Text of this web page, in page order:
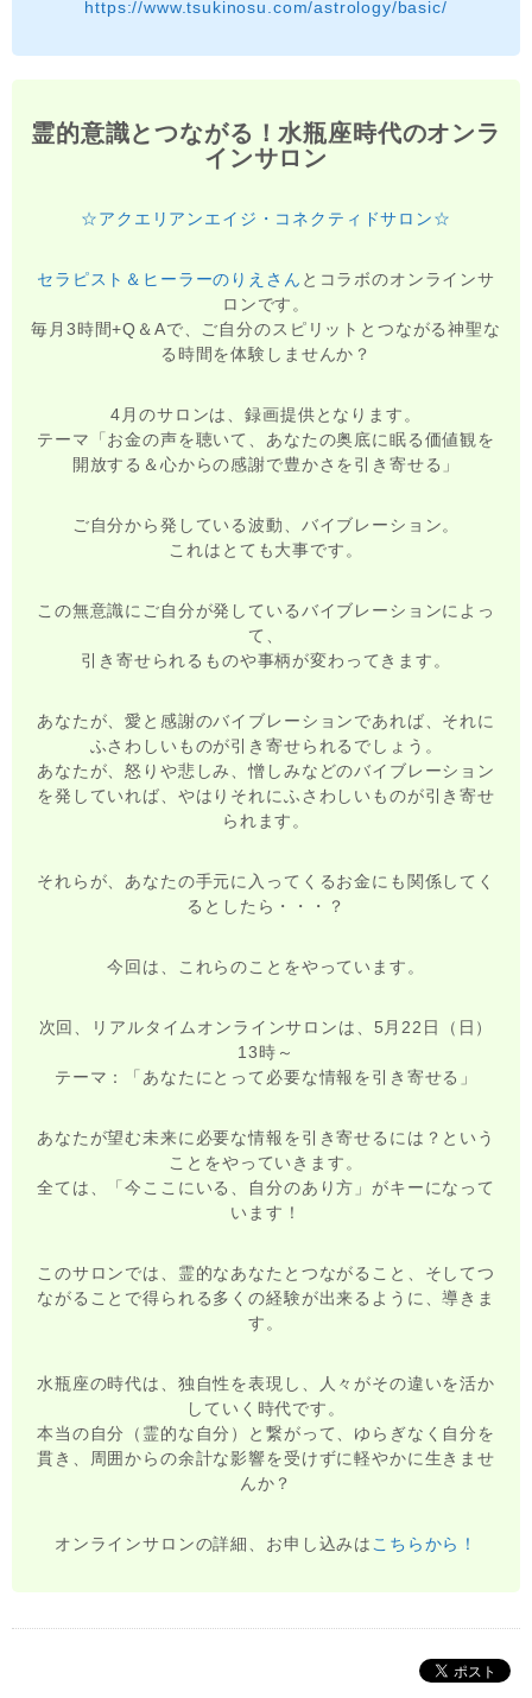
https://www.tsukinosu.com/astrology/basic/
霊的意識とつながる！水瓶座時代のオンラ
インサロン
☆アクエリアンエイジ・コネクティドサロン☆
セラピスト＆ヒーラーのりえさん とコラボのオンラインサ
ロンです。
毎月3時間+Q＆Aで、ご自分のスピリットとつながる神聖な
る時間を体験しませんか？
4月のサロンは、録画提供となります。
テーマ「お金の声を聴いて、あなたの奥底に眠る価値観を
開放する＆心からの感謝で豊かさを引き寄せる」
ご自分から発している波動、バイブレーション。
これはとても大事です。
この無意識にご自分が発しているバイブレーションによっ
て、
引き寄せられるものや事柄が変わってきます。
あなたが、愛と感謝のバイブレーションであれば、それに
ふさわしいものが引き寄せられるでしょう。
あなたが、怒りや悲しみ、憎しみなどのバイブレーション
を発していれば、やはりそれにふさわしいものが引き寄せ
られます。
それらが、あなたの手元に入ってくるお金にも関係してく
るとしたら・・・？
今回は、これらのことをやっています。
次回、リアルタイムオンラインサロンは、5月22日（日）
13時～
テーマ：「あなたにとって必要な情報を引き寄せる」
あなたが望む未来に必要な情報を引き寄せるには？という
ことをやっていきます。
全ては、「今ここにいる、自分のあり方」がキーになって
います！
このサロンでは、霊的なあなたとつながること、そしてつ
ながることで得られる多くの経験が出来るように、導きま
す。
水瓶座の時代は、独自性を表現し、人々がその違いを活か
していく時代です。
本当の自分（霊的な自分）と繋がって、ゆらぎなく自分を
貫き、周囲からの余計な影響を受けずに軽やかに生きませ
んか？
オンラインサロンの詳細、お申し込みは こちらから！